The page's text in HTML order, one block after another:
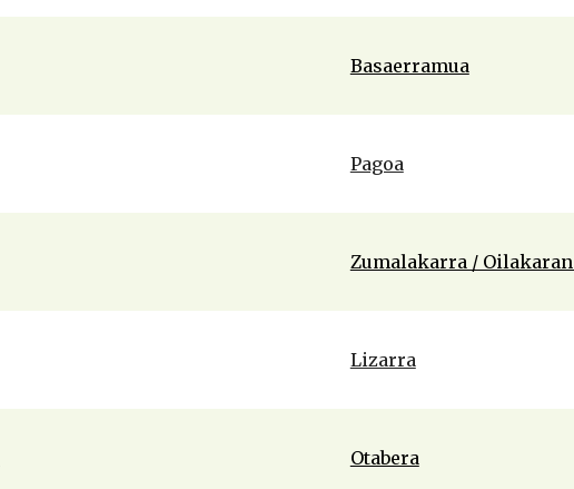
Basaerramua
Pagoa
Zumalakarra /
Lizarra
Otabera